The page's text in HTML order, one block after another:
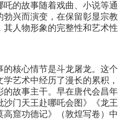
吒的故事随着戏曲、小说等通
勃兴而演变，在保留彰显宗教
其人物形象的完整性和艺术性
的核心情节是斗龙屠龙。这个
艺术中经历了漫长的累积，
的故事主干。早在唐代会昌年
沙门天王赴哪吒会图》《龙王
高窟功德记》（敦煌写卷）中